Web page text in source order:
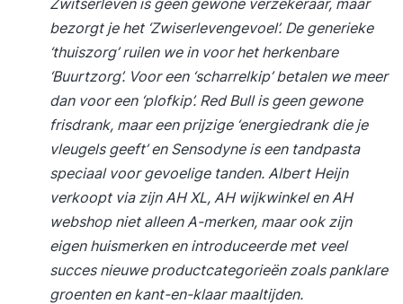
besluitvorming, beleid, innovatie, digitalisering of
AI-initiatieven. Denk aan: Managers en
teamleiders Directieleden en executives
Beleidsmakers en overheidsmedewerkers
Project- en programmamanagers Innovatie- en
transformatieprofessionals Consultants en
adviseurs Product Owners en Business Analisten
IT-managers en informatiemanagers Voor
deelname is geen technische voorkennis vereist.
Leerdoelen Na afloop van deze training kun je:
uitleggen wat AI is en hoe AI-systemen werken;
AI-toepassingen herkennen en beoordelen op
bezorgt je het ‘Zwiserlevengevoel’. De generieke
‘thuiszorg’ ruilen we in voor het herkenbare
‘Buurtzorg’. Voor een ‘scharrelkip’ betalen we meer
dan voor een ‘plofkip’. Red Bull is geen gewone
frisdrank, maar een prijzige ‘energiedrank die je
vleugels geeft’ en Sensodyne is een tandpasta
speciaal voor gevoelige tanden. Albert Heijn
verkoopt via zijn AH XL, AH wijkwinkel en AH
webshop niet alleen A-merken, maar ook zijn
eigen huismerken en introduceerde met veel
succes nieuwe productcategorieën zoals panklare
groenten en kant-en-klaar maaltijden.